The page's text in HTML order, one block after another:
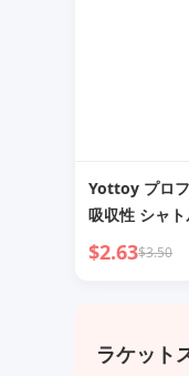
Yottoy プロ
吸収性 シャ
ストラップ 卓
$2.63$3.50
ラケット